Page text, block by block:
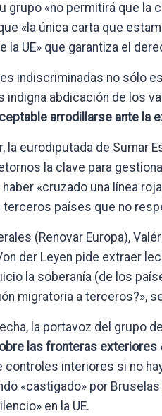
grupo «no permitirá que la
«la única carta que
la UE» que garantiza el
indiscriminadas no sólo
indigna abdicación de los
arrodillarse ante la
la eurodiputada de Sumar
la clave para
«cruzado una línea
terceros países que no
(Renovar Europa),
der Leyen pide extraer
la soberanía (de los
migratoria a terceros?»,
la portavoz del grupo
las fronteras exteriores
controles interiores si no
«castigado» por
en la UE.